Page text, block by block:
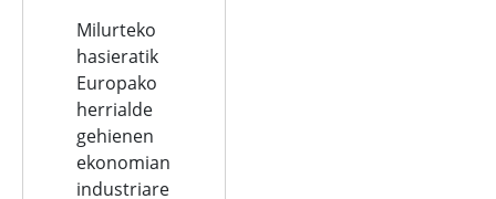
Milurteko
hasieratik
Europako
herrialde
gehienen
ekonomian
industriare